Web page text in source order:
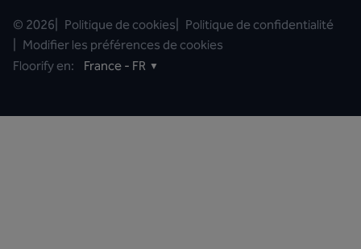
© 2026 Politique de cookies
Politique de confidentialité
Modifier les préférences de cookies
Floorify en:
France - FR ▼